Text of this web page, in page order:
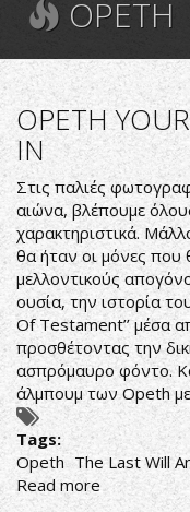
OPETH
OPETH
IN
Στις παλιές
αιώνα, βλέπουμε
χαρακτηριστικά.
θα ήταν οι μόνες που
μελλοντικούς
ουσία, την ιστορία
Of Testament’’ μέσα
προσθέτοντας την
ασπρόμαυρο φόντο.
άλμπουμ των Opeth
Tags:
Opeth The Last Will
Read more about
OPETH